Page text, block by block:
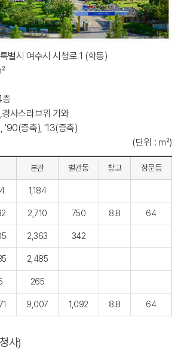
별시 여수시 시청로 1 (학동)
층
사스라브위 기와
'90(증축), '13(증축)
(단위 : ㎡)
본관 별관동 창고 정문등
1,184
2,710 750 8.8 64
2,363 342
2,485
265
9,007 1,092 8.8 64
사)